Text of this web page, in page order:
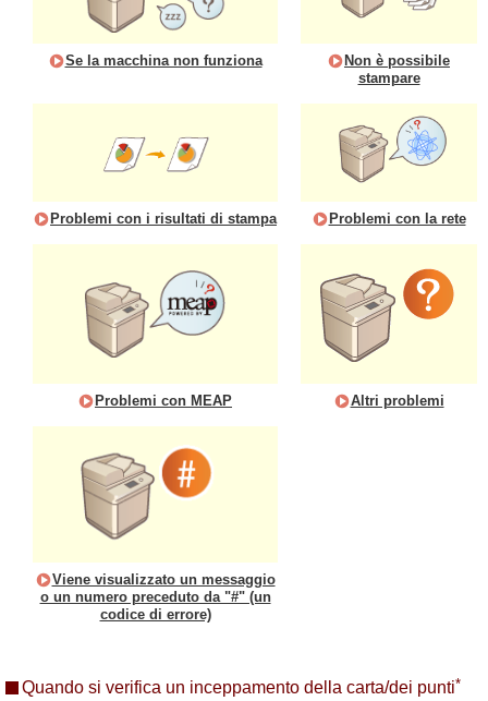
Se la macchina non funziona
Non è possibile
stampare
Problemi con i risultati di stampa Problemi con la rete
Problemi con MEAP Altri problemi
Viene visualizzato un messaggio
o un numero preceduto da "#" (un
codice di errore)
Quando si verifica un inceppamento della carta/dei punti*